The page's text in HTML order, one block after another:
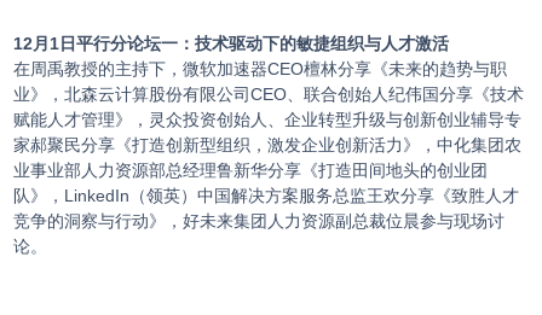
12月1日平行分论坛一：技术驱动下的敏捷组织与人才激活
在周禹教授的主持下，微软加速器CEO檀林分享《未来的趋势与职
业》，北森云计算股份有限公司CEO、联合创始人纪伟国分享《技术
赋能人才管理》，灵众投资创始人、企业转型升级与创新创业辅导专
家郝聚民分享《打造创新型组织，激发企业创新活力》，中化集团农
业事业部人力资源部总经理鲁新华分享《打造田间地头的创业团
队》，LinkedIn（领英）中国解决方案服务总监王欢分享《致胜人才
竞争的洞察与行动》，好未来集团人力资源副总裁位晨参与现场讨
论。